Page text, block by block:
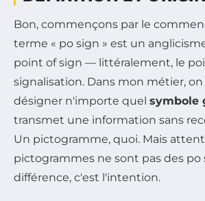
Bon, commençons par le
terme « po sign » est un
point of sign — littéralement, le
signalisation. Dans mon métier,
désigner n'importe quel symbole
transmet une information sans
Un pictogramme, quoi. Mais
pictogrammes ne sont pas des po
différence, c'est l'intention.